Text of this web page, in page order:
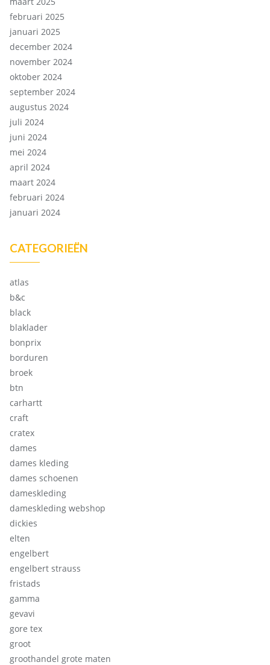
februari 2025
januari 2025
december 2024
november 2024
oktober 2024
september 2024
augustus 2024
juli 2024
juni 2024
mei 2024
april 2024
maart 2024
februari 2024
januari 2024
CATEGORIEËN
atlas
b&c
black
blaklader
bonprix
borduren
broek
btn
carhartt
craft
cratex
dames
dames kleding
dames schoenen
dameskleding
dameskleding webshop
dickies
elten
engelbert
engelbert strauss
fristads
gamma
gevavi
gore tex
groot
groothandel grote maten